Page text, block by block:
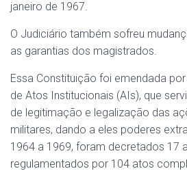
janeiro de 1967.
O Judiciário também sofreu
as garantias dos magistrados.
Essa Constituição foi emendada
de Atos Institucionais (AIs), que
de legitimação e legalização das
militares, dando a eles poderes
1964 a 1969, foram decretados 17
regulamentados por 104 atos